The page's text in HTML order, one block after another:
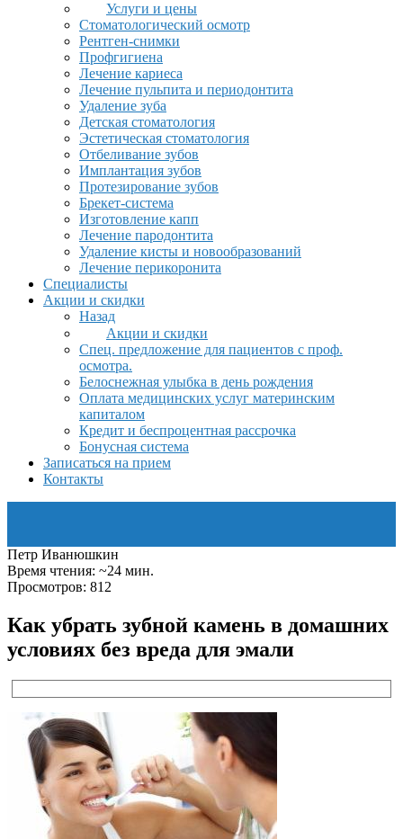
Услуги и цены
Стоматологический осмотр
Рентген-снимки
Профгигиена
Лечение кариеса
Лечение пульпита и периодонтита
Удаление зуба
Детская стоматология
Эстетическая стоматология
Отбеливание зубов
Имплантация зубов
Протезирование зубов
Брекет-система
Изготовление капп
Лечение пародонтита
Удаление кисты и новообразований
Лечение перикоронита
Специалисты
Акции и скидки
Назад
Акции и скидки
Спец. предложение для пациентов с проф.
осмотра.
Белоснежная улыбка в день рождения
Оплата медицинских услуг материнским
капиталом
Кредит и беспроцентная рассрочка
Бонусная система
Записаться на прием
Контакты
Петр Иванюшкин
Время чтения: ~24 мин.
Просмотров: 812
Как убрать зубной камень в домашних
условиях без вреда для эмали